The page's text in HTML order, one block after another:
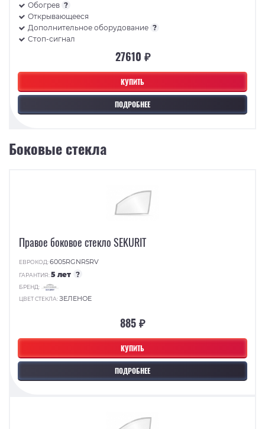
КУПИТЬ
ПОДРОБНЕЕ
Обогрев ?
Открывающееся
Дополнительное оборудование ?
Стоп-сигнал
27610 ₽
Боковые стекла
КУПИТЬ
ПОДРОБНЕЕ
Правое боковое стекло SEKURIT
ЕВРОКОД:6005RGNR5RV
ГАРАНТИЯ:5 лет ?
БРЕНД:
ЦВЕТ СТЕКЛА:ЗЕЛЕНОЕ
885 ₽